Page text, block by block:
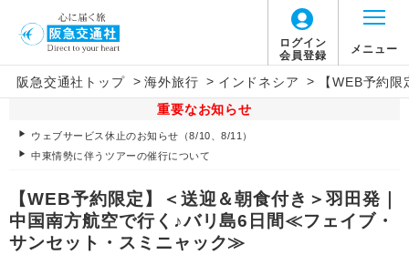
ログイン
会員登録
メニュー
阪急交通社トップ > 海外旅行 > インドネシア >
【WEB予約
重要なお知らせ
ウェブサービス休止のお知らせ（8/10、8/11）
中東情勢に伴うツアーの催行について
【WEB予約限定】＜送迎＆朝食付き＞羽田発｜
中国南方航空で行く♪バリ島6日間≪フェイブ・
サンセット・スミニャック≫